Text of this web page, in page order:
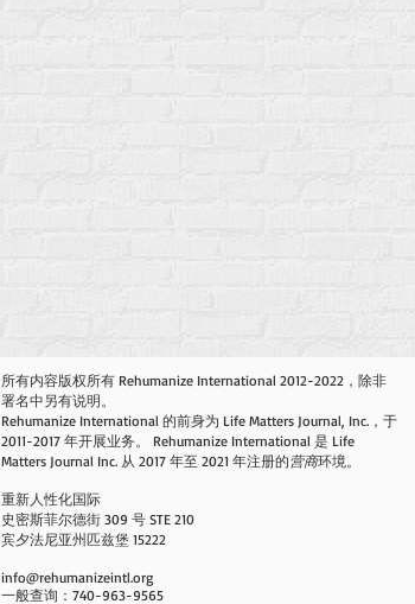
所有内容版权所有 Rehumanize International 2012-2022，除非
署名中另有说明。
Rehumanize International 的前身为 Life Matters Journal, Inc.，于
2011-2017 年开展业务。 Rehumanize International 是 Life
Matters Journal Inc. 从 2017 年至 2021 年注册的营商环境。
重新人性化国际
史密斯菲尔德街 309 号 STE 210
宾夕法尼亚州匹兹堡 15222
info@rehumanizeintl.org
一般查询：740-963-9565